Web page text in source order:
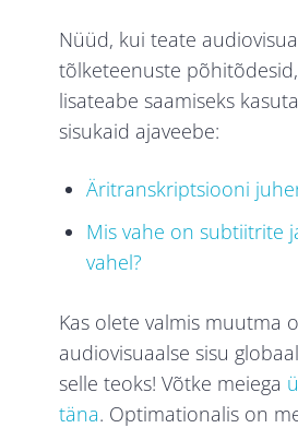
Nüüd, kui teate
tõlketeenuste
lisateabe saamiseks
sisukaid ajaveebe:
Äritranskriptsiooni
Mis vahe on subtiitrite
vahel?
Kas olete valmis muutma
audiovisuaalse sisu
selle teoks! Võtke meiega
täna. Optimationalis on